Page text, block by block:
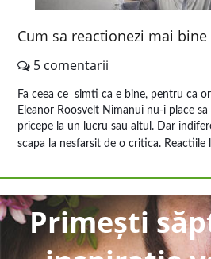
Cum sa reactionezi mai
5 comentarii
Fa ceea ce simti ca e bine, pentru ca
Eleanor Roosvelt Nimanui nu-i place sa
pricepe la un lucru sau altul. Dar
scapa la nesfarsit de o critica. Reactiile
Primești